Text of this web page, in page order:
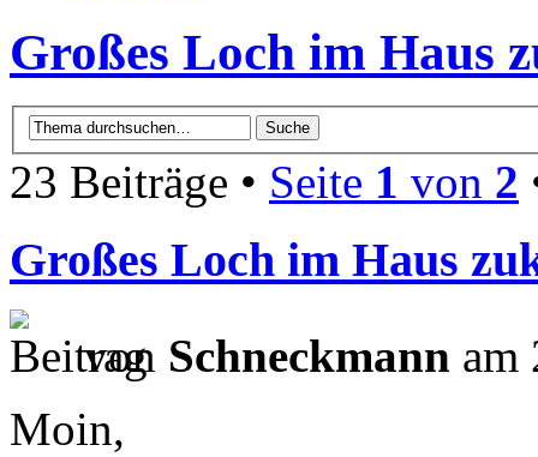
Großes Loch im Haus
23 Beiträge • Seite 1 von 2
Großes Loch im Haus
von Schneckmann am
Moin,